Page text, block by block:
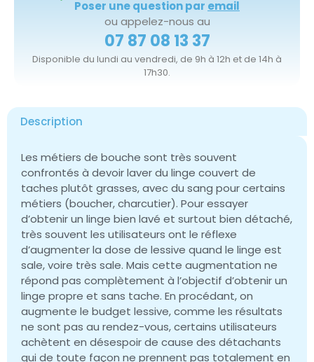
Poser une question par email
ou appelez-nous au
07 87 08 13 37
Disponible du lundi au vendredi, de 9h à 12h et de 14h à
17h30.
Description
Les métiers de bouche sont très souvent
confrontés à devoir laver du linge couvert de
taches plutôt grasses, avec du sang pour certains
métiers (boucher, charcutier). Pour essayer
d’obtenir un linge bien lavé et surtout bien détaché,
très souvent les utilisateurs ont le réflexe
d’augmenter la dose de lessive quand le linge est
sale, voire très sale. Mais cette augmentation ne
répond pas complètement à l’objectif d’obtenir un
linge propre et sans tache. En procédant, on
augmente le budget lessive, comme les résultats
ne sont pas au rendez-vous, certains utilisateurs
achètent en désespoir de cause des détachants
qui de toute façon ne prennent pas totalement en